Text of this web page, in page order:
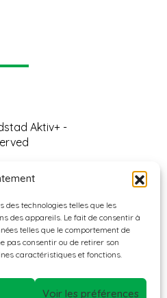
des technologies telles que les
des appareils. Le fait de consentir à
telles que le comportement de
pas consentir ou de retirer son
caractéristiques et fonctions.
Voir les préférences
Aktiv+ -